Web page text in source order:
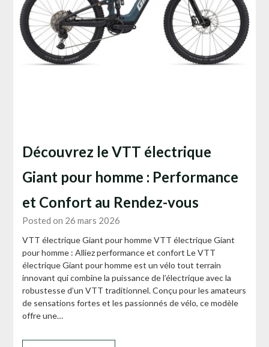
Découvrez le VTT électrique
Giant pour homme : Performance
et Confort au Rendez-vous
Posted on 26 mars 2026
VTT électrique Giant pour homme VTT électrique Giant
pour homme : Alliez performance et confort Le VTT
électrique Giant pour homme est un vélo tout terrain
innovant qui combine la puissance de l’électrique avec la
robustesse d’un VTT traditionnel. Conçu pour les amateurs
de sensations fortes et les passionnés de vélo, ce modèle
offre une…